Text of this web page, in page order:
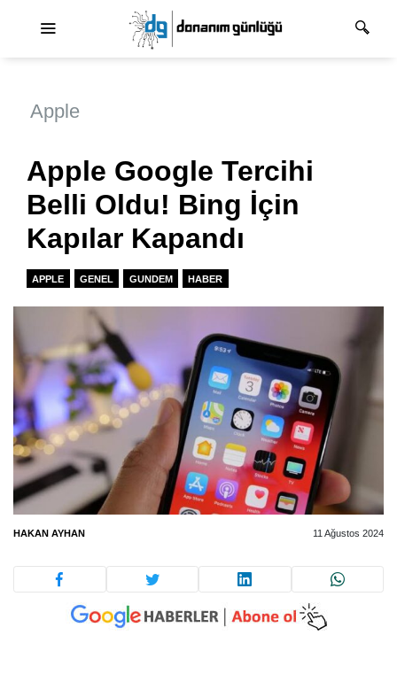
Apple
Apple Google Tercihi
Belli Oldu! Bing İçin
Kapılar Kapandı
APPLE GENEL GUNDEM HABER
HAKAN AYHAN 11 Ağustos 2024